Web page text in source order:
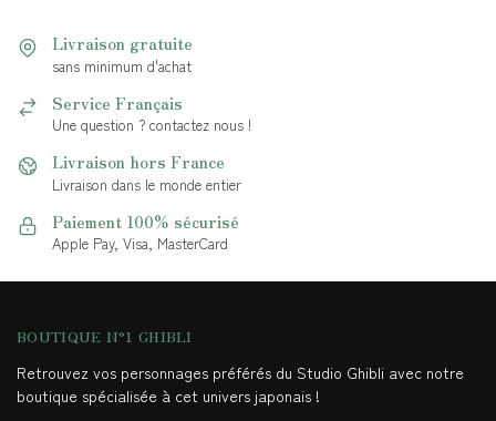
Livraison gratuite
sans minimum d'achat
Service Français
Une question ? contactez nous !
Livraison hors France
Livraison dans le monde entier
Paiement 100% sécurisé
Apple Pay, Visa, MasterCard
BOUTIQUE N°1 GHIBLI
Retrouvez vos personnages préférés du Studio Ghibli avec notre
boutique spécialisée à cet univers japonais !